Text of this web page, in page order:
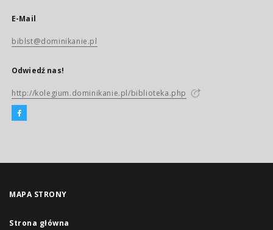
E-Mail
biblst@dominikanie.pl
Odwiedź nas!
http://kolegium.dominikanie.pl/biblioteka.php
MAPA STRONY
Strona główna